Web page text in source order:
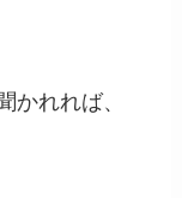
かれれば、